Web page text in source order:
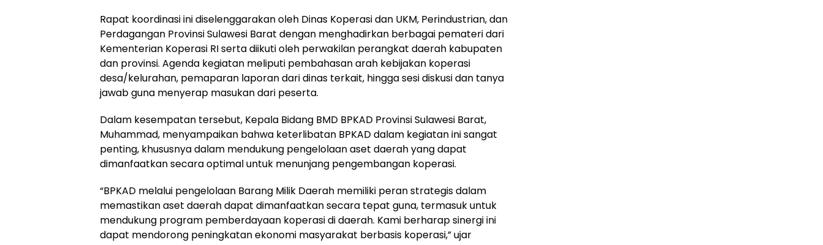
Rapat koordinasi ini diselenggarakan oleh Dinas Koperasi dan UKM, Perindustrian, dan
Perdagangan Provinsi Sulawesi Barat dengan menghadirkan berbagai pemateri dari
Kementerian Koperasi RI serta diikuti oleh perwakilan perangkat daerah kabupaten
dan provinsi. Agenda kegiatan meliputi pembahasan arah kebijakan koperasi
desa/kelurahan, pemaparan laporan dari dinas terkait, hingga sesi diskusi dan tanya
jawab guna menyerap masukan dari peserta.
Dalam kesempatan tersebut, Kepala Bidang BMD BPKAD Provinsi Sulawesi Barat,
Muhammad, menyampaikan bahwa keterlibatan BPKAD dalam kegiatan ini sangat
penting, khususnya dalam mendukung pengelolaan aset daerah yang dapat
dimanfaatkan secara optimal untuk menunjang pengembangan koperasi.
“BPKAD melalui pengelolaan Barang Milik Daerah memiliki peran strategis dalam
memastikan aset daerah dapat dimanfaatkan secara tepat guna, termasuk untuk
mendukung program pemberdayaan koperasi di daerah. Kami berharap sinergi ini
dapat mendorong peningkatan ekonomi masyarakat berbasis koperasi,” ujar